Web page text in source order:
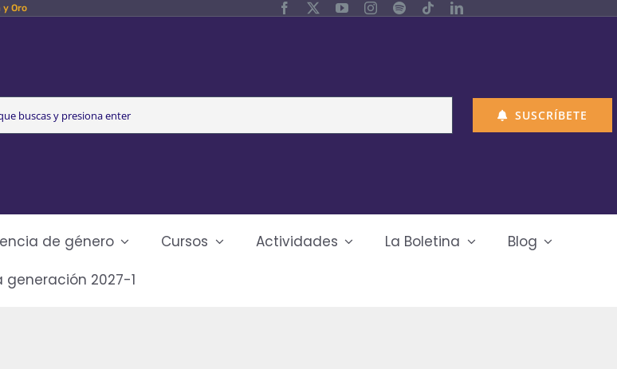
y Oro
SUSCRÍBETE
de género Cursos Actividades La Boletina
Blog
generación 2027-1